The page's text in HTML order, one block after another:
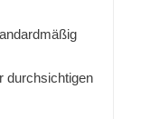
durchsichtigen